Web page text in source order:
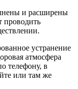
и расширены
проводить
устранение
атмосфера
телефону, в
или там же